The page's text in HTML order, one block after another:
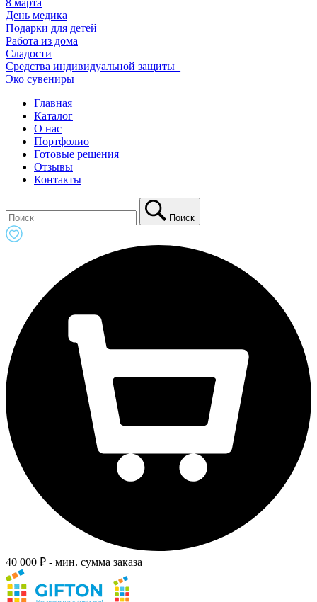
8 марта
День медика
Подарки для детей
Работа из дома
Сладости
Средства индивидуальной защиты_
Эко сувениры
Главная
Каталог
О нас
Портфолио
Готовые решения
Отзывы
Контакты
Поиск
40 000 ₽ - мин. сумма заказа